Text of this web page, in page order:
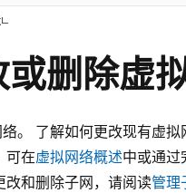
删除虚
。 了解如何更改现有虚
可在虚拟网络概述中或通过
改和删除子网，请阅读管理